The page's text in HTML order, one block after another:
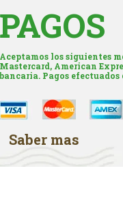
PAGOS
Aceptamos los siguientes
Mastercard, American
bancaria. Pagos efectuados
Saber mas